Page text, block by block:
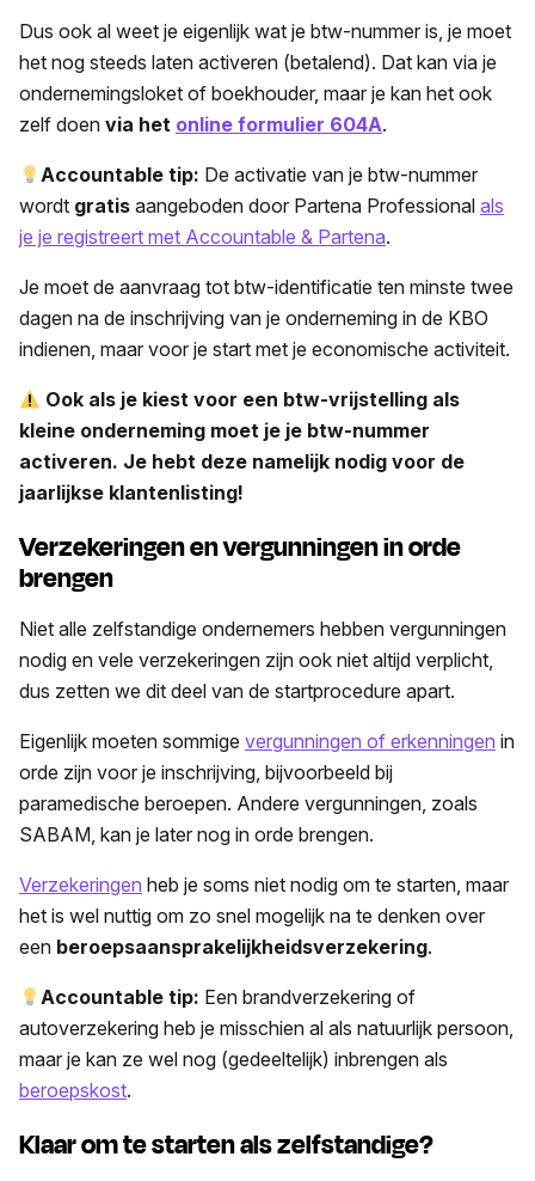
Dus ook al weet je eigenlijk wat je btw-nummer is, je moet
het nog steeds laten activeren (betalend). Dat kan via je
ondernemingsloket of boekhouder, maar je kan het ook
zelf doen via het online formulier 604A.
Accountable tip: De activatie van je btw-nummer
wordt gratis aangeboden door Partena Professional als
je je registreert met Accountable & Partena.
Je moet de aanvraag tot btw-identificatie ten minste twee
dagen na de inschrijving van je onderneming in de KBO
indienen, maar voor je start met je economische activiteit.
Ook als je kiest voor een btw-vrijstelling als
kleine onderneming moet je je btw-nummer
activeren. Je hebt deze namelijk nodig voor de
jaarlijkse klantenlisting!
Verzekeringen en vergunningen in orde
brengen
Niet alle zelfstandige ondernemers hebben vergunningen
nodig en vele verzekeringen zijn ook niet altijd verplicht,
dus zetten we dit deel van de startprocedure apart.
Eigenlijk moeten sommige vergunningen of erkenningen in
orde zijn voor je inschrijving, bijvoorbeeld bij
paramedische beroepen. Andere vergunningen, zoals
SABAM, kan je later nog in orde brengen.
Verzekeringen heb je soms niet nodig om te starten, maar
het is wel nuttig om zo snel mogelijk na te denken over
een beroepsaansprakelijkheidsverzekering.
Accountable tip: Een brandverzekering of
autoverzekering heb je misschien al als natuurlijk persoon,
maar je kan ze wel nog (gedeeltelijk) inbrengen als
beroepskost.
Klaar om te starten als zelfstandige?